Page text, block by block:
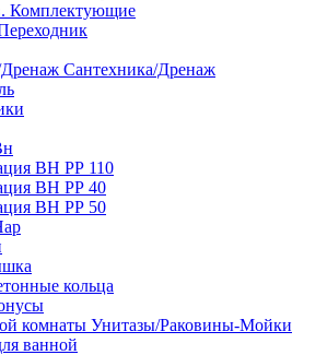
Комплектующие
Сантехника/Дренаж
ВН РР 110
ВН РР 40
ВН РР 50
кольца
комнаты Унитазы/Раковины-Мойки
ванной